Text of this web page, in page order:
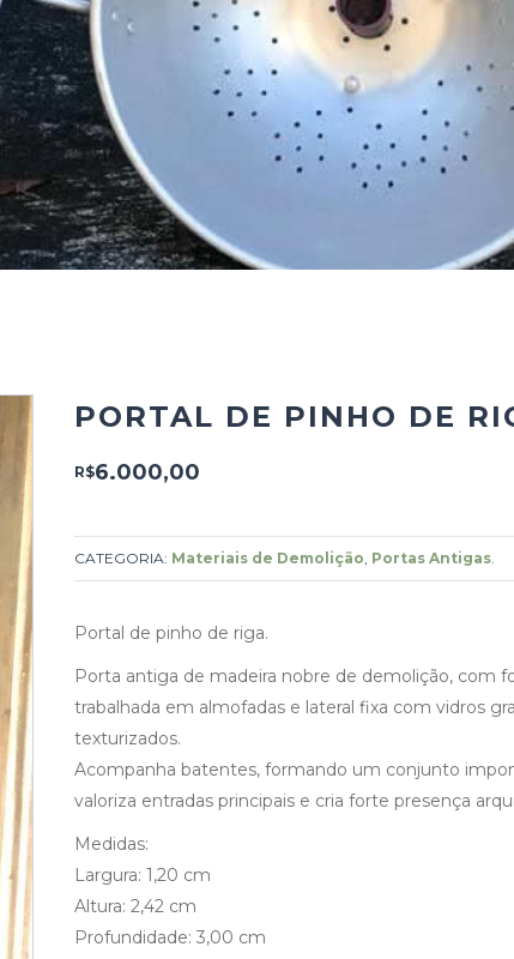
PORTAL DE PINHO DE
R$6.000,00
CATEGORIA: Materiais de Demolição, Portas Antigas.
Portal de pinho de riga.
Porta antiga de madeira nobre de demolição, com
trabalhada em almofadas e lateral fixa com vidros
texturizados.
Acompanha batentes, formando um conjunto
valoriza entradas principais e cria forte presença
Medidas:
Largura: 1,20 cm
Altura: 2,42 cm
Profundidade: 3,00 cm